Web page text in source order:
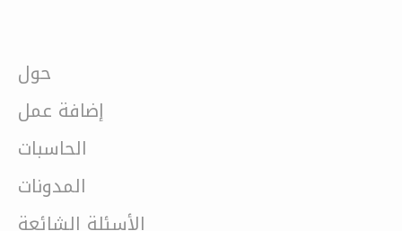
حول
إضافة عمل
الحاسبات
المدونات
الأسئلة الشائعة